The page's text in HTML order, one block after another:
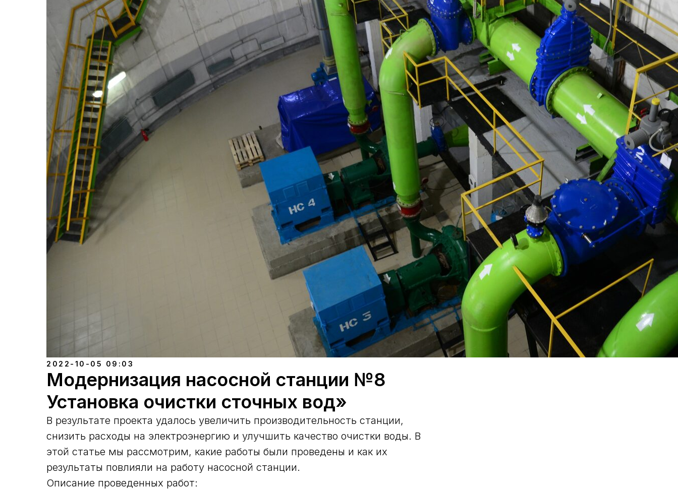
2022-10-05 09:03
Модернизация насосной станции №8
Установка очистки сточных вод»
В результате проекта удалось увеличить производительность станции,
снизить расходы на электроэнергию и улучшить качество очистки воды. В
этой статье мы рассмотрим, какие работы были проведены и как их
результаты повлияли на работу насосной станции.
Описание проведенных работ: